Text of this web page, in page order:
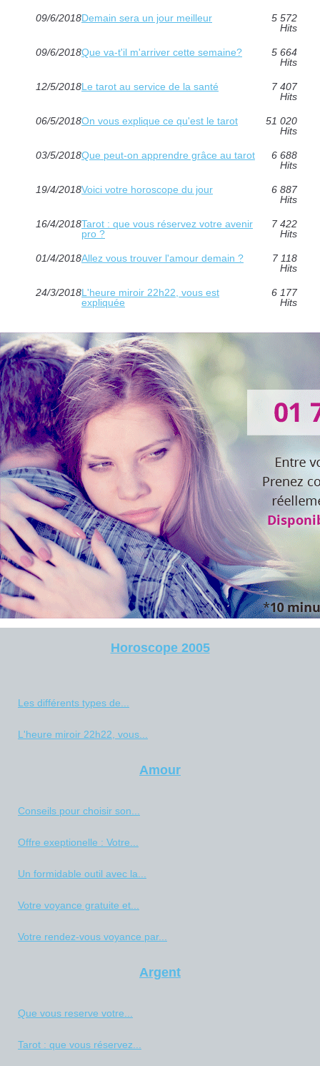
09/6/2018Demain sera un jour meilleur
5 572
Hits
09/6/2018Que va-t'il m'arriver cette semaine?
5 664
Hits
12/5/2018Le tarot au service de la santé
7 407
Hits
06/5/2018On vous explique ce qu'est le tarot
51 020
Hits
03/5/2018Que peut-on apprendre grâce au tarot
6 688
Hits
19/4/2018Voici votre horoscope du jour
6 887
Hits
16/4/2018Tarot : que vous réservez votre avenir
pro ?
7 422
Hits
01/4/2018Allez vous trouver l'amour demain ?
7 118
Hits
24/3/2018L'heure miroir 22h22, vous est
expliquée
6 177
Hits
Horoscope 2005
Les différents types de...
L'heure miroir 22h22, vous...
Amour
Conseils pour choisir son...
Offre exeptionelle : Votre...
Un formidable outil avec la...
Votre voyance gratuite et...
Votre rendez-vous voyance par...
Argent
Que vous reserve votre...
Tarot : que vous réservez...